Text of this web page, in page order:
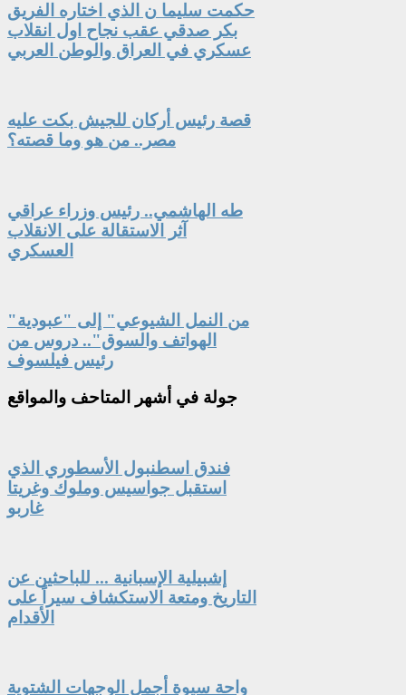
حكمت سليما ن الذي اختاره الفريق
بكر صدقي عقب نجاح اول انقلاب
عسكري في العراق والوطن العربي
قصة رئيس أركان للجيش بكت عليه
مصر.. من هو وما قصته؟
طه الهاشمي.. رئيس وزراء عراقي
آثر الاستقالة على الانقلاب
العسكري
"من النمل الشيوعي" إلى "عبودية
الهواتف والسوق".. دروس من
رئيس فيلسوف
جولة في أشهر المتاحف والمواقع
فندق اسطنبول الأسطوري الذي
استقبل جواسيس وملوك وغريتا
غاربو
إشبيلية الإسبانية ... للباحثين عن
التاريخ ومتعة الاستكشاف سيراً على
الأقدام
واحة سيوة أجمل الوجهات الشتوية